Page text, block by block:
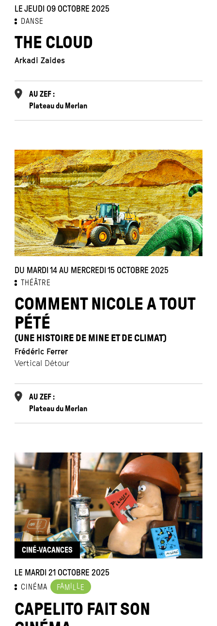
LE JEUDI 09 OCTOBRE 2025
DANSE
THE CLOUD
Arkadi Zaides
AU ZEF :
Plateau du Merlan
DU MARDI 14 AU MERCREDI 15 OCTOBRE 2025
THÉÂTRE
COMMENT NICOLE A TOUT
PÉTÉ
(UNE HISTOIRE DE MINE ET DE CLIMAT)
Frédéric Ferrer
Vertical Détour
AU ZEF :
Plateau du Merlan
CINÉ-VACANCES
LE MARDI 21 OCTOBRE 2025
CINÉMA FAM E
CAPELITO FAIT SON